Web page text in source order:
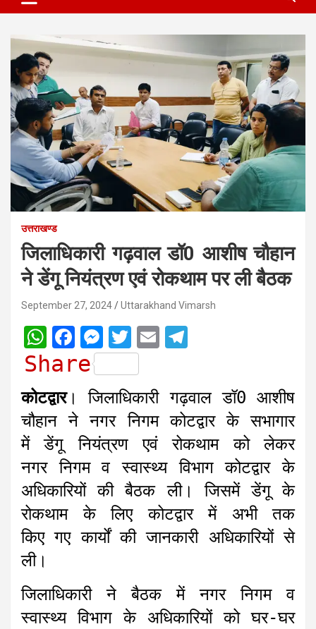
उत्तराखण्ड
जिलाधिकारी गढ़वाल डॉ0 आशीष चौहान
ने डेंगू नियंत्रण एवं रोकथाम पर ली बैठक
September 27, 2024 Uttarakhand Vimarsh
W
h
t
s
A
p
p
F
a
b
o
o
k
M
e
s
s
e
n
g
e
r
T
w
i
t
t
e
r
E
i
l
e
g
r
a
m
Share
कोटद्वार। जिलाधिकारी गढ़वाल डॉ0 आशीष
चौहान ने नगर निगम कोटद्वार के सभागार
में डेंगू नियंत्रण एवं रोकथाम को लेकर
नगर निगम व स्वास्थ्य विभाग कोटद्वार के
अधिकारियों की बैठक ली। जिसमें डेंगू के
रोकथाम के लिए कोटद्वार में अभी तक
किए गए कार्यों की जानकारी अधिकारियों से
ली।
जिलाधिकारी ने बैठक में नगर निगम व
स्वास्थ्य विभाग के अधिकारियों को घर-घर